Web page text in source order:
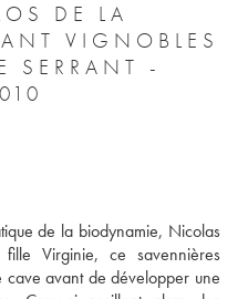
DE LA
VIGNOBLES
SERRANT -
de la biodynamie, Nicolas
Virginie, ce savennières
cave avant de développer une